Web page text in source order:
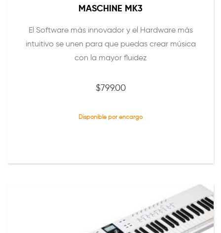
MASCHINE MK3
El Software más innovador y el Hardware más
intuitivo se unen para que puedas crear música
con la mayor fluidez
$799.00
Disponible por encargo